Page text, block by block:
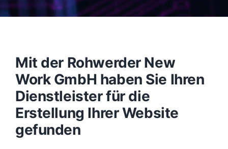
Mit der Rohwerder New
Work GmbH haben Sie Ihren
Dienstleister für die
Erstellung Ihrer Website
gefunden